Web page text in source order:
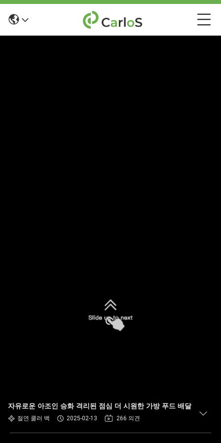
자유로운 아조인 승화 격리된 점심 더 시원한 가방 푸드 배달
절연 쿨러 백 2025-02-13 266 의견